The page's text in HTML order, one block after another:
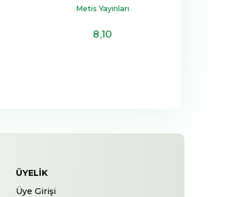
Metis Yayınları
8,10
ÜYELIK
Üye Girişi